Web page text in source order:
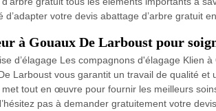
d’adapter votre devis abattage d’arbre gratuit
à Gouaux De Larboust pour
d’élagage Les compagnons d'élagage
Larboust vous garantit un travail de qualité
met tout en œuvre pour fournir les meilleurs
pas à demander gratuitement votre